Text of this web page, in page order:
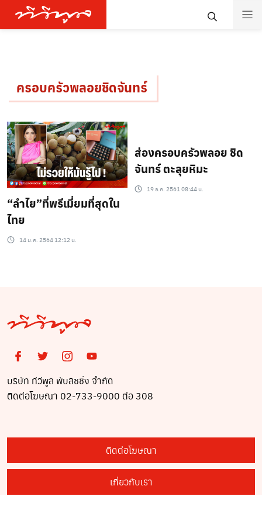
ครอบครัวพลอยชิดจันทร์
“ลำไย”ที่พรีเมี่ยมที่สุดใน
ไทย
14 ม.ค. 2564 12:12 น.
ส่องครอบครัวพลอย ชิด
จันทร์ ตะลุยหิมะ
19 ธ.ค. 2561 08:44 น.
บริษัท ทีวีพูล พับลิชชิ่ง จำกัด
ติดต่อโฆษณา 02-733-9000 ต่อ 308
ติดต่อโฆษณา
เกี่ยวกับเรา